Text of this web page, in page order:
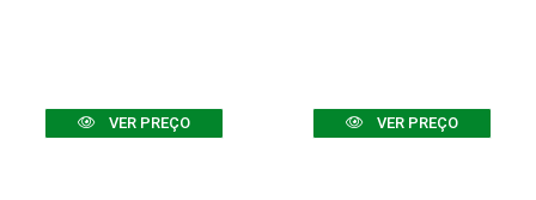
VER PREÇO VER PREÇO